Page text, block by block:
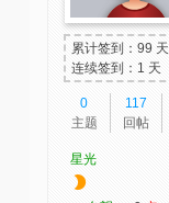
累计签到：99 天
连续签到：1 天
0
主题
117
回帖
星光